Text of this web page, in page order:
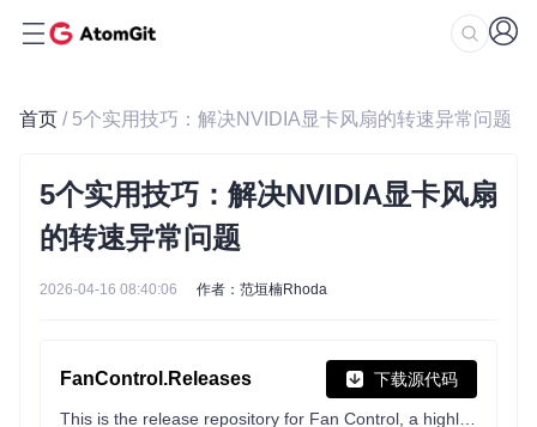
首页 / 5个实用技巧：解决NVIDIA显卡风扇的转速异常问题
5个实用技巧：解决NVIDIA显卡风扇
的转速异常问题
2026-04-16 08:40:06 作者：范垣楠Rhoda
FanControl.Releases 下载源代码